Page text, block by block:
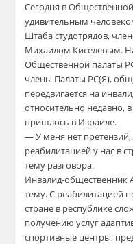
Сегодня в Общественной
удивительным
Штаба студотрядов,
Михаилом Киселевым.
Общественной палаты
члены Палаты РС(Я),
передвигается на
относительно недавно,
пришлось в Израиле.
— У меня нет
реабилитацией у нас в
тему разговора.
Инвалид-общественник
тему. С реабилитацией
стране в республике
получению услуг
спортивные центры,